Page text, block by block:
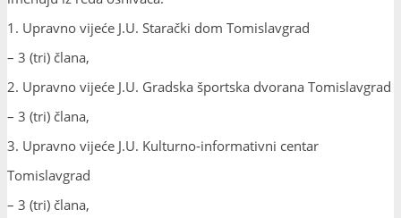
1. Upravno vijeće J.U. Starački dom Tomislavgrad
– 3 (tri) člana,
2. Upravno vijeće J.U. Gradska športska dvorana Tomislavgrad
– 3 (tri) člana,
3. Upravno vijeće J.U. Kulturno-informativni centar
Tomislavgrad
– 3 (tri) člana,